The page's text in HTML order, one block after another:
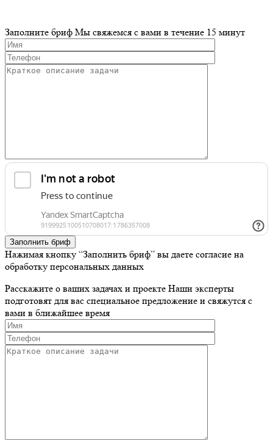
Заполните бриф Мы свяжемся с вами в течение 15 минут
Заполнить бриф
Нажимая кнопку “Заполнить бриф” вы даете согласие на
обработку персональных данных
Расскажите о ваших задачах и проекте Наши эксперты
подготовят для вас специальное предложение и свяжутся с
вами в ближайшее время